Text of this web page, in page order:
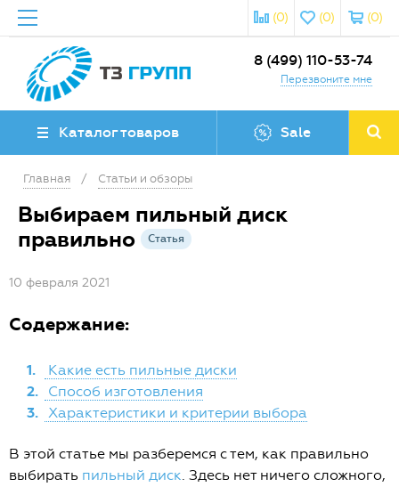
(0)
(0)
(0)
8 (499) 110-53-74
Перезвоните мне
Каталог товаров Sale
Главная / Статьи и обзоры
Выбираем пильный диск
правильно
Статья
10 февраля 2021
Содержание:
1. Какие есть пильные диски
2. Способ изготовления
3. Характеристики и критерии выбора
В этой статье мы разберемся с тем, как правильно
выбирать пильный диск. Здесь нет ничего сложного,